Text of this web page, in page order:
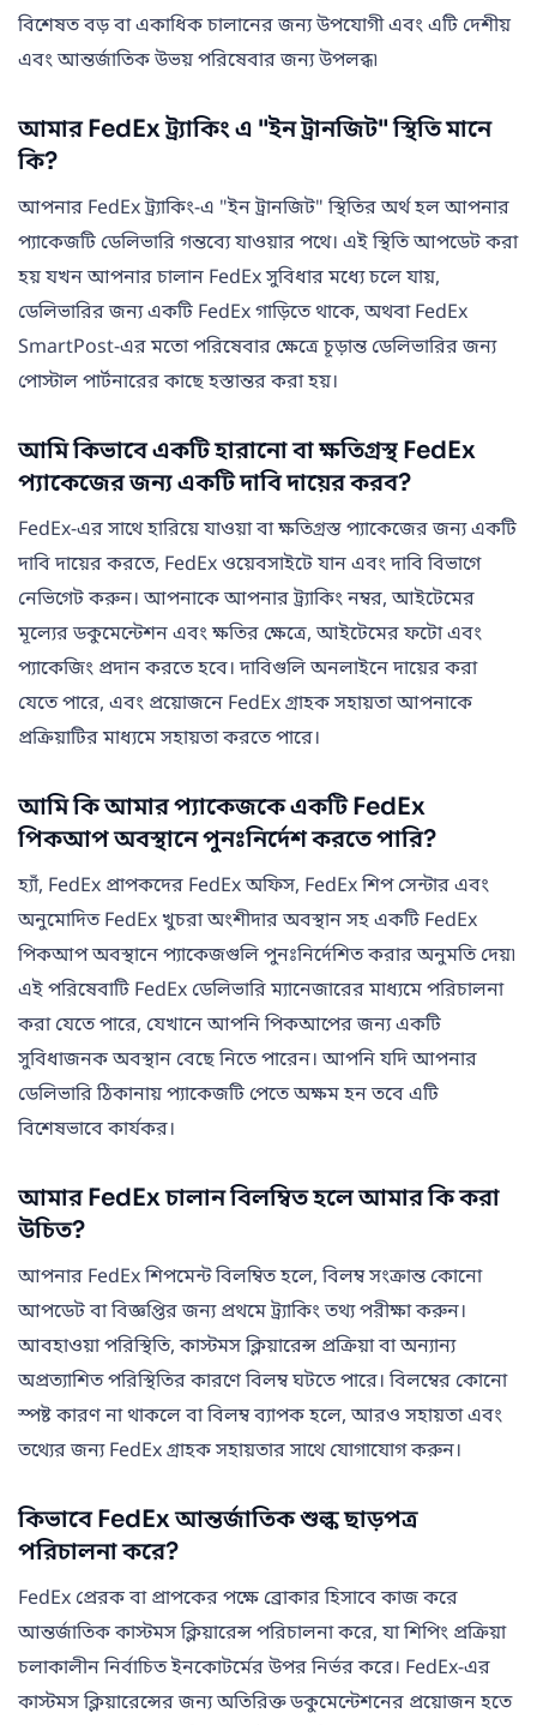
বিশেষত বড় বা একাধিক চালানের জন্য উপযোগী এবং এটি দেশীয়
এবং আন্তর্জাতিক উভয় পরিষেবার জন্য উপলব্ধ৷
আমার FedEx ট্র্যাকিং এ "ইন ট্রানজিট" স্থিতি মানে
কি?
আপনার FedEx ট্র্যাকিং-এ "ইন ট্রানজিট" স্থিতির অর্থ হল আপনার
প্যাকেজটি ডেলিভারি গন্তব্যে যাওয়ার পথে। এই স্থিতি আপডেট করা
হয় যখন আপনার চালান FedEx সুবিধার মধ্যে চলে যায়,
ডেলিভারির জন্য একটি FedEx গাড়িতে থাকে, অথবা FedEx
SmartPost-এর মতো পরিষেবার ক্ষেত্রে চূড়ান্ত ডেলিভারির জন্য
পোস্টাল পার্টনারের কাছে হস্তান্তর করা হয়।
আমি কিভাবে একটি হারানো বা ক্ষতিগ্রস্থ FedEx
প্যাকেজের জন্য একটি দাবি দায়ের করব?
FedEx-এর সাথে হারিয়ে যাওয়া বা ক্ষতিগ্রস্ত প্যাকেজের জন্য একটি
দাবি দায়ের করতে, FedEx ওয়েবসাইটে যান এবং দাবি বিভাগে
নেভিগেট করুন। আপনাকে আপনার ট্র্যাকিং নম্বর, আইটেমের
মূল্যের ডকুমেন্টেশন এবং ক্ষতির ক্ষেত্রে, আইটেমের ফটো এবং
প্যাকেজিং প্রদান করতে হবে। দাবিগুলি অনলাইনে দায়ের করা
যেতে পারে, এবং প্রয়োজনে FedEx গ্রাহক সহায়তা আপনাকে
প্রক্রিয়াটির মাধ্যমে সহায়তা করতে পারে।
আমি কি আমার প্যাকেজকে একটি FedEx
পিকআপ অবস্থানে পুনঃনির্দেশ করতে পারি?
হ্যাঁ, FedEx প্রাপকদের FedEx অফিস, FedEx শিপ সেন্টার এবং
অনুমোদিত FedEx খুচরা অংশীদার অবস্থান সহ একটি FedEx
পিকআপ অবস্থানে প্যাকেজগুলি পুনঃনির্দেশিত করার অনুমতি দেয়৷
এই পরিষেবাটি FedEx ডেলিভারি ম্যানেজারের মাধ্যমে পরিচালনা
করা যেতে পারে, যেখানে আপনি পিকআপের জন্য একটি
সুবিধাজনক অবস্থান বেছে নিতে পারেন। আপনি যদি আপনার
ডেলিভারি ঠিকানায় প্যাকেজটি পেতে অক্ষম হন তবে এটি
বিশেষভাবে কার্যকর।
আমার FedEx চালান বিলম্বিত হলে আমার কি করা
উচিত?
আপনার FedEx শিপমেন্ট বিলম্বিত হলে, বিলম্ব সংক্রান্ত কোনো
আপডেট বা বিজ্ঞপ্তির জন্য প্রথমে ট্র্যাকিং তথ্য পরীক্ষা করুন।
আবহাওয়া পরিস্থিতি, কাস্টমস ক্লিয়ারেন্স প্রক্রিয়া বা অন্যান্য
অপ্রত্যাশিত পরিস্থিতির কারণে বিলম্ব ঘটতে পারে। বিলম্বের কোনো
স্পষ্ট কারণ না থাকলে বা বিলম্ব ব্যাপক হলে, আরও সহায়তা এবং
তথ্যের জন্য FedEx গ্রাহক সহায়তার সাথে যোগাযোগ করুন।
কিভাবে FedEx আন্তর্জাতিক শুল্ক ছাড়পত্র
পরিচালনা করে?
FedEx প্রেরক বা প্রাপকের পক্ষে ব্রোকার হিসাবে কাজ করে
আন্তর্জাতিক কাস্টমস ক্লিয়ারেন্স পরিচালনা করে, যা শিপিং প্রক্রিয়া
চলাকালীন নির্বাচিত ইনকোটর্মের উপর নির্ভর করে। FedEx-এর
কাস্টমস ক্লিয়ারেন্সের জন্য অতিরিক্ত ডকুমেন্টেশনের প্রয়োজন হতে